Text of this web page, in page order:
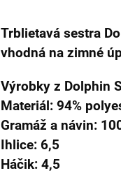
Trblietavá sestra
vhodná na zimné
Výrobky z Dolphin
Materiál: 94%
Gramáž a návin:
Ihlice: 6,5
Háčik: 4,5